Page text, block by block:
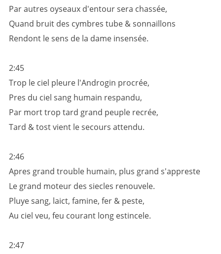
Par autres oyseaux d'entour sera chassée,
Quand bruit des cymbres tube & sonnaillons
Rendont le sens de la dame insensée.
2:45
Trop le ciel pleure l'Androgin procrée,
Pres du ciel sang humain respandu,
Par mort trop tard grand peuple recrée,
Tard & tost vient le secours attendu.
2:46
Apres grand trouble humain, plus grand s'appreste
Le grand moteur des siecles renouvele.
Pluye sang, laict, famine, fer & peste,
Au ciel veu, feu courant long estincele.
2:47